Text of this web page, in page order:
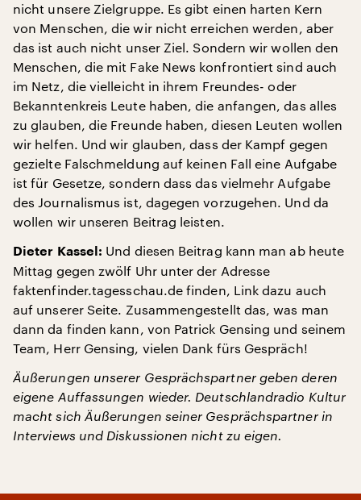
nicht unsere Zielgruppe. Es gibt einen harten Kern
von Menschen, die wir nicht erreichen werden, aber
das ist auch nicht unser Ziel. Sondern wir wollen den
Menschen, die mit Fake News konfrontiert sind auch
im Netz, die vielleicht in ihrem Freundes- oder
Bekanntenkreis Leute haben, die anfangen, das alles
zu glauben, die Freunde haben, diesen Leuten wollen
wir helfen. Und wir glauben, dass der Kampf gegen
gezielte Falschmeldung auf keinen Fall eine Aufgabe
ist für Gesetze, sondern dass das vielmehr Aufgabe
des Journalismus ist, dagegen vorzugehen. Und da
wollen wir unseren Beitrag leisten.
Dieter Kassel: Und diesen Beitrag kann man ab heute
Mittag gegen zwölf Uhr unter der Adresse
faktenfinder.tagesschau.de finden, Link dazu auch
auf unserer Seite. Zusammengestellt das, was man
dann da finden kann, von Patrick Gensing und seinem
Team, Herr Gensing, vielen Dank fürs Gespräch!
Äußerungen unserer Gesprächspartner geben deren
eigene Auffassungen wieder. Deutschlandradio Kultur
macht sich Äußerungen seiner Gesprächspartner in
Interviews und Diskussionen nicht zu eigen.